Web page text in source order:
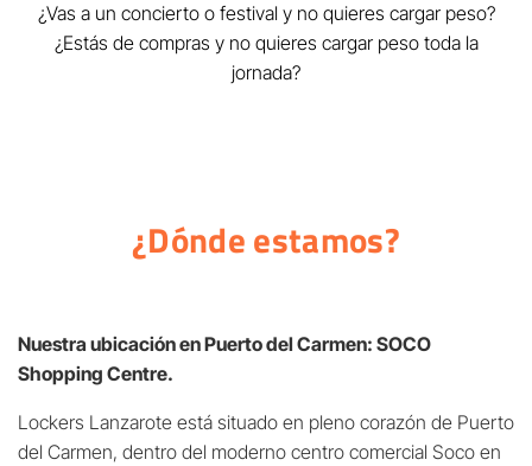
¿Vas a un concierto o festival y no quieres cargar peso?
¿Estás de compras y no quieres cargar peso toda la
jornada?
¿Dónde estamos?
Nuestra ubicación en Puerto del Carmen: SOCO
Shopping Centre.
Lockers Lanzarote está situado en pleno corazón de Puerto
del Carmen, dentro del moderno centro comercial Soco en